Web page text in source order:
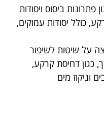
פתרונות ביסוס ויסודות
כולל יסודות עמוקים,
על שיטות לשיפור
כגון דחיסת קרקע,
וניקוז מים